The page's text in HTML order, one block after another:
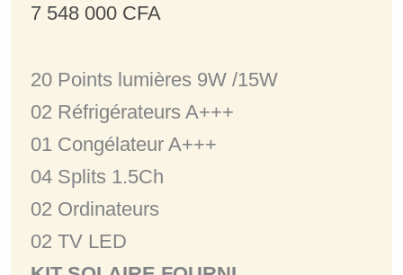
7 548 000 CFA
20 Points lumières 9W /15W
02 Réfrigérateurs A+++
01 Congélateur A+++
04 Splits 1.5Ch
02 Ordinateurs
02 TV LED